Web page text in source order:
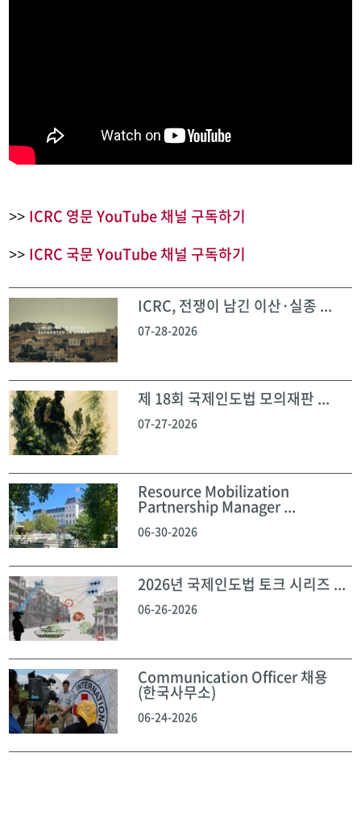
>> ICRC 영문 YouTube 채널 구독하기
>> ICRC 국문 YouTube 채널 구독하기
ICRC, 전쟁이 남긴 이산·실종 ...
07-28-2026
제 18회 국제인도법 모의재판 ...
07-27-2026
Resource Mobilization
Partnership Manager ...
06-30-2026
2026년 국제인도법 토크 시리즈 ...
06-26-2026
Communication Officer 채용
(한국사무소)
06-24-2026